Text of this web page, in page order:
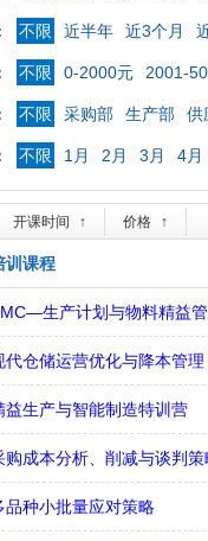
不限 近半年 近3个月
不限 0-2000元 2001-
不限 采购部 生产部 供
不限 1月 2月 3月 4月
开课时间 ↑ 价格 ↑
训课程
生产计划与物料精益
代仓储运营优化与降本管理
益生产与智能制造特训营
购成本分析、削减与谈判策
品种小批量应对策略